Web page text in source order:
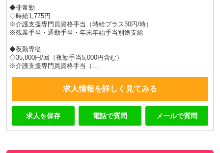
◆非常勤
◇時給1,775円
※介護支援専門員資格手当（時給プラス30円/時）
※残業手当・通勤手当・年末年始手当別途支給
◆夜勤専従
◇35,800円/回（夜勤手当5,000円含む）
※介護支援専門員資格手当（...
求人情報を詳しく見てみる
求人を保存 電話で質問 メールで質問